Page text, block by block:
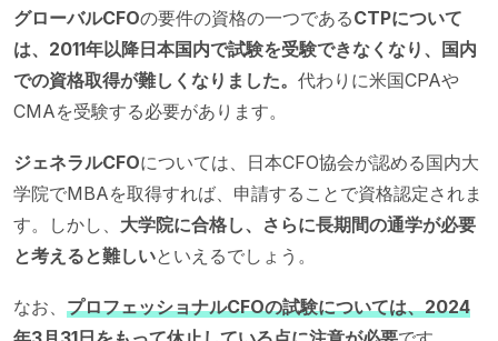
グローバルCFOの要件の資格の一つであるCTPについて
は、2011年以降日本国内で試験を受験できなくなり、国内
での資格取得が難しくなりました。 代わりに米国CPAや
CMAを受験する必要があります。
ジェネラルCFOについては、日本CFO協会が認める国内大
学院でMBAを取得すれば、申請することで資格認定されま
す。しかし、 大学院に合格し、さらに長期間の通学が必要
と考えると難しいといえるでしょう。
なお、 プロフェッショナルCFOの試験については、2024